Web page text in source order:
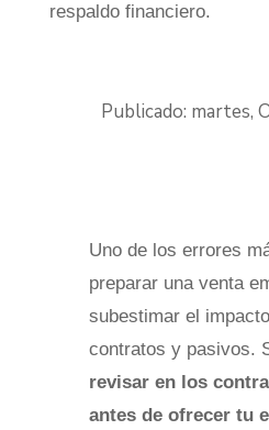
respaldo financiero.
Publicado: martes,
Uno de los errores
preparar una venta
subestimar el
contratos y pasivos.
revisar en los
antes de ofrecer tu